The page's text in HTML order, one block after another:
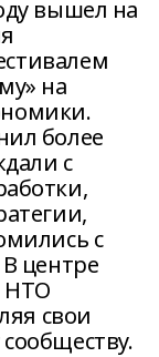
вышел на
на
более
с
с
центре
НТО
свои